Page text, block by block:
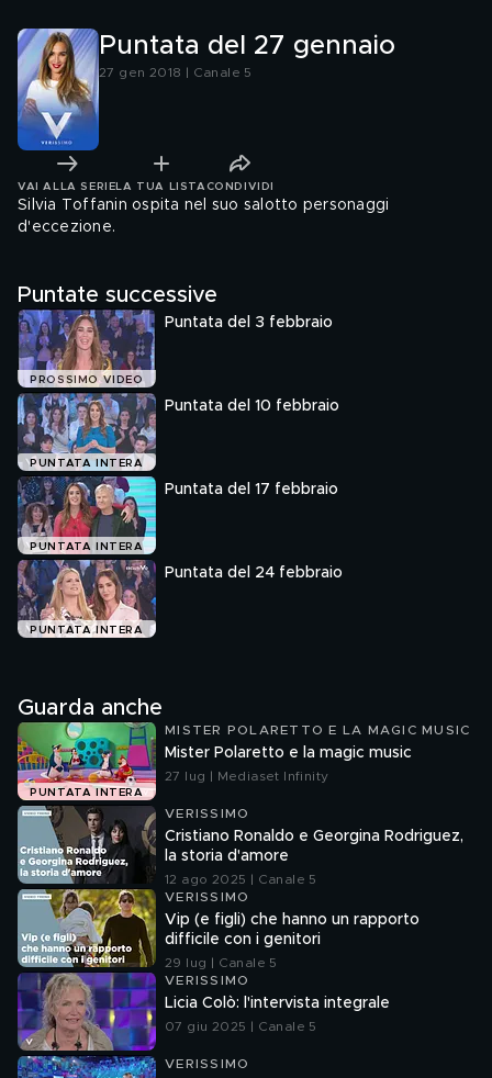
Puntata del 27 gennaio
27 gen 2018 | Canale 5
VAI ALLA SERIE LA TUA LISTA CONDIVIDI
Silvia Toffanin ospita nel suo salotto personaggi
d'eccezione.
Puntate successive
PROSSIMO VIDEO
Puntata del 3 febbraio
PUNTATA INTERA
Puntata del 10 febbraio
PUNTATA INTERA
Puntata del 17 febbraio
PUNTATA INTERA
Puntata del 24 febbraio
Guarda anche
PUNTATA INTERA
MISTER POLARETTO E LA MAGIC MUSIC
Mister Polaretto e la magic music
27 lug | Mediaset Infinity
VERISSIMO
Cristiano Ronaldo e Georgina Rodriguez,
la storia d'amore
12 ago 2025 | Canale 5
VERISSIMO
Vip (e figli) che hanno un rapporto
difficile con i genitori
29 lug | Canale 5
VERISSIMO
Licia Colò: l'intervista integrale
07 giu 2025 | Canale 5
VERISSIMO